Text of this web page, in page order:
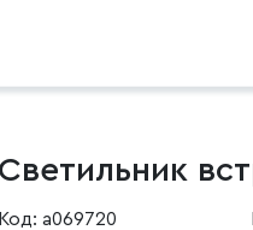
Код: a069720